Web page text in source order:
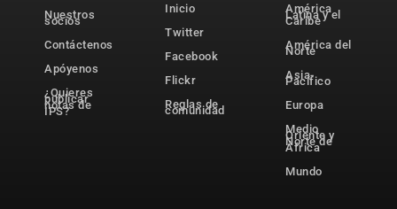
Nuestros
socios
Contáctenos
Apóyenos
¿Quieres
publicar
notas de
IPS?
Inicio
Twitter
Facebook
Flickr
Reglas de
comunidad
América
Latina y el
Caribe
América del
Norte
Asia-
Pacífico
Europa
Medio
Oriente y
Norte de
África
Mundo